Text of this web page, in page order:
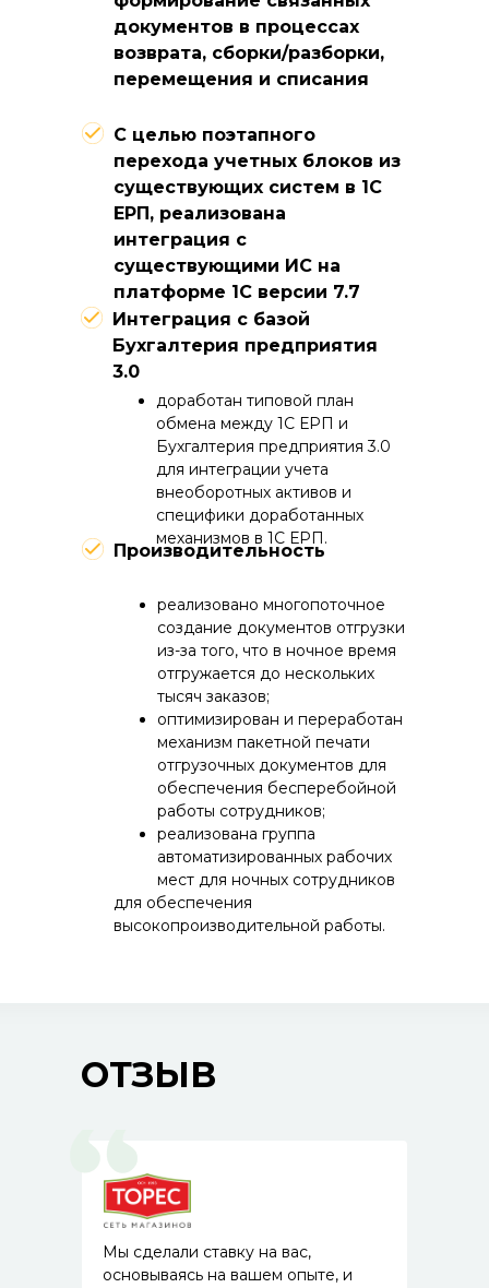
Производительность
реализовано многопоточное
создание документов отгрузки
из-за того, что в ночное время
отгружается до нескольких
тысяч заказов;
оптимизирован и переработан
механизм пакетной печати
отгрузочных документов для
обеспечения бесперебойной
работы сотрудников;
реализована группа
автоматизированных рабочих
мест для ночных сотрудников
для обеспечения
высокопроизводительной работы.
Интеграция с базой
Бухгалтерия предприятия
3.0
доработан типовой план
обмена между 1С ЕРП и
Бухгалтерия предприятия 3.0
для интеграции учета
внеоборотных активов и
специфики доработанных
механизмов в 1С ЕРП.
С целью поэтапного
перехода учетных блоков из
существующих систем в 1С
ЕРП, реализована
интеграция с
существующими ИС на
платформе 1С версии 7.7
документов в процессах
возврата, сборки/разборки,
перемещения и списания
ОТЗЫВ
Мы сделали ставку на вас,
основываясь на вашем опыте, и